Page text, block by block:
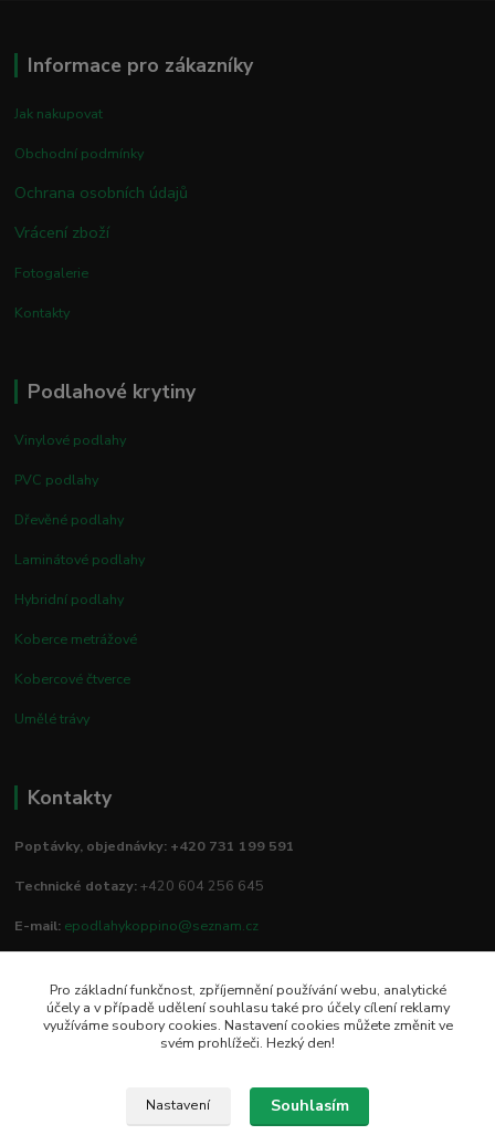
Informace pro zákazníky
Jak nakupovat
Obchodní podmínky
Ochrana osobních údajů
Vrácení zboží
Fotogalerie
Kontakty
Podlahové krytiny
Vinylové podlahy
PVC podlahy
Dřevěné podlahy
Laminátové podlahy
Hybridní podlahy
Koberce metrážové
Kobercové čtverce
Umělé trávy
Kontakty
Poptávky, objednávky: +420 731 199 591
Technické dotazy:+420 604 256 645
E-mail: epodlahykoppino@seznam.cz
Prodejna/vzorkovna:
Studio Podlah
Mírové náměstí 16/15
Pro základní funkčnost, zpříjemnění používání webu, analytické
účely a v případě udělení souhlasu také pro účely cílení reklamy
využíváme soubory cookies. Nastavení cookies můžete změnit ve
svém prohlížeči. Hezký den!
Nastavení Souhlasím